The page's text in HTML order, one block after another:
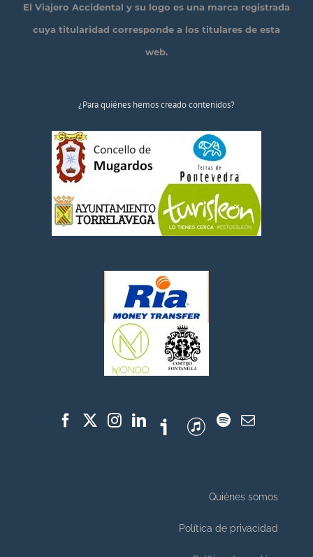
El Viajero Accidental y su logo es una marca registrada
cuya titularidad corresponde a los titulares de esta
web.
¿Para quiénes hemos creado contenidos?
Quiénes somos
Política de privacidad